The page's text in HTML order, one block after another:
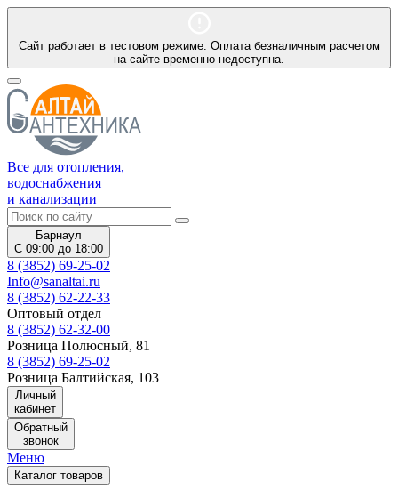
Сайт работает в тестовом режиме. Оплата безналичным расчетом
на сайте временно недоступна.
Все для отопления,
водоснабжения
и канализации
Барнаул
С 09:00 до 18:00
8 (3852) 69-25-02
Info@sanaltai.ru
8 (3852) 62-22-33
Оптовый отдел
8 (3852) 62-32-00
Розница Полюсный, 81
8 (3852) 69-25-02
Розница Балтийская, 103
Личный
кабинет
Обратный
звонок
Меню
Каталог товаров